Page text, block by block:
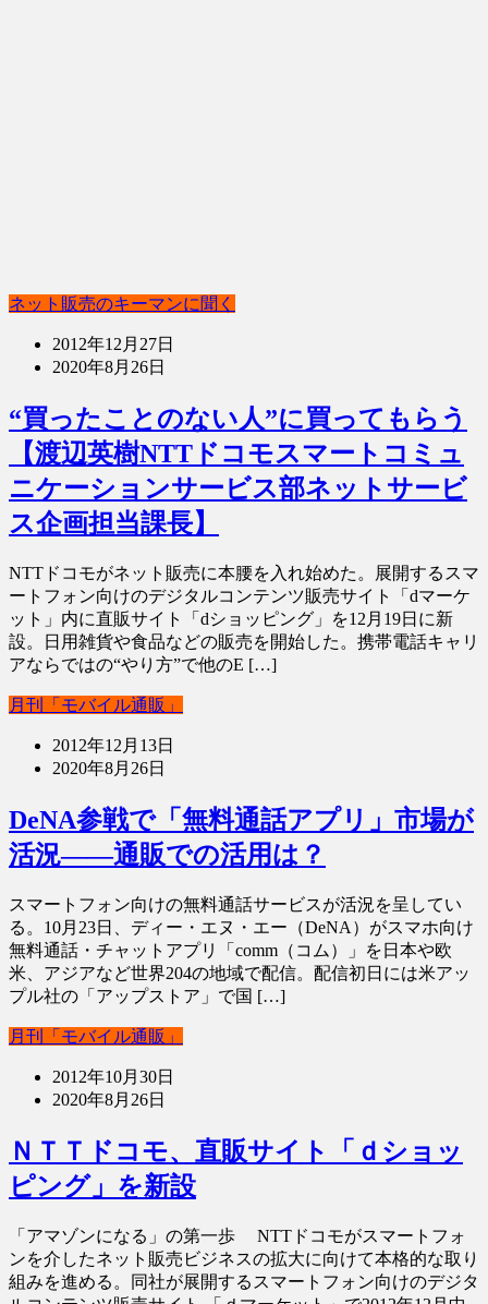
ネット販売のキーマンに聞く
2012年12月27日
2020年8月26日
“買ったことのない人”に買ってもらう
【渡辺英樹NTTドコモスマートコミュ
ニケーションサービス部ネットサービ
ス企画担当課長】
NTTドコモがネット販売に本腰を入れ始めた。展開するスマ
ートフォン向けのデジタルコンテンツ販売サイト「dマーケ
ット」内に直販サイト「dショッピング」を12月19日に新
設。日用雑貨や食品などの販売を開始した。携帯電話キャリ
アならではの“やり方”で他のE […]
月刊「モバイル通販」
2012年12月13日
2020年8月26日
DeNA参戦で「無料通話アプリ」市場が
活況――通販での活用は？
スマートフォン向けの無料通話サービスが活況を呈してい
る。10月23日、ディー・エヌ・エー（DeNA）がスマホ向け
無料通話・チャットアプリ「comm（コム）」を日本や欧
米、アジアなど世界204の地域で配信。配信初日には米アッ
プル社の「アップストア」で国 […]
月刊「モバイル通販」
2012年10月30日
2020年8月26日
ＮＴＴドコモ、直販サイト「ｄショッ
ピング」を新設
「アマゾンになる」の第一歩 NTTドコモがスマートフォ
ンを介したネット販売ビジネスの拡大に向けて本格的な取り
組みを進める。同社が展開するスマートフォン向けのデジタ